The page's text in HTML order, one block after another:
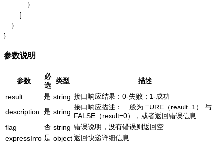
            }
        ]
    }
}
参数说明
参数
必
选
类型
描述
result
是 string 接口响应结果：0-失败；1-成功
description
是 string
接口响应描述：一般为 TURE（result=1） 与
FALSE（result=0），或者返回错误信息
flag
否 string 错误说明，没有错误则返回空
expressInfo 是 object 返回快递详细信息